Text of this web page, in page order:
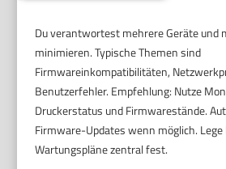
Du verantwortest mehrere Geräte und
minimieren. Typische Themen sind
Firmwareinkompatibilitäten,
Benutzerfehler. Empfehlung: Nutze
Druckerstatus und Firmwarestände.
Firmware-Updates wenn möglich.
Wartungspläne zentral fest.